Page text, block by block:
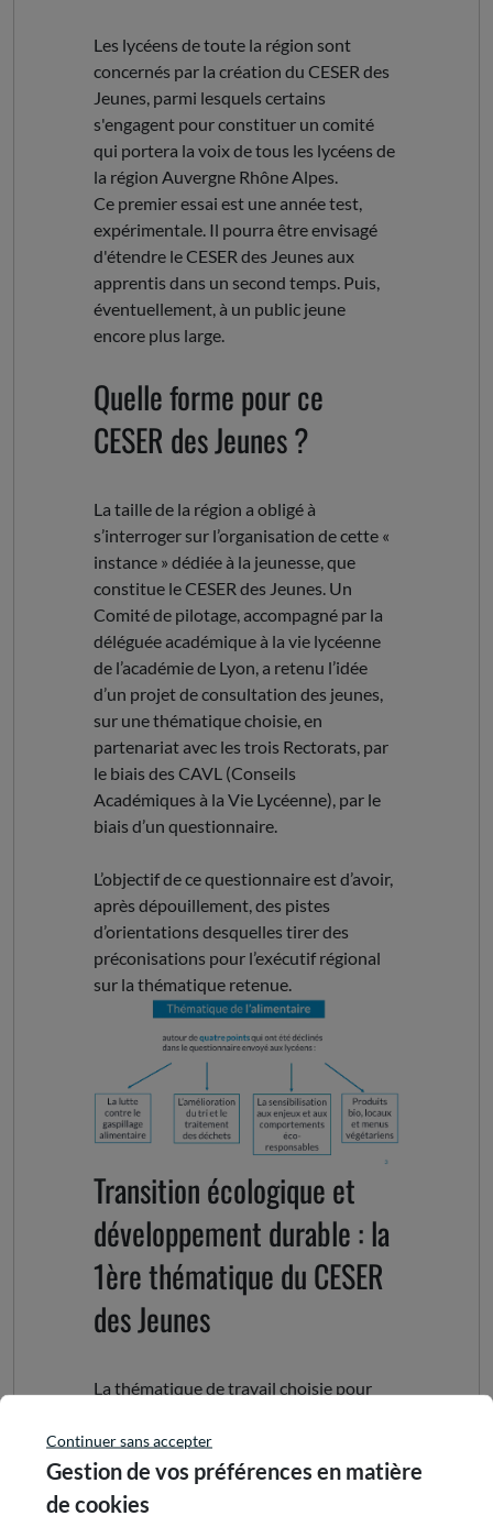
Les lycéens de toute la région sont
concernés par la création du CESER des
Jeunes, parmi lesquels certains
s'engagent pour constituer un comité
qui portera la voix de tous les lycéens de
la région Auvergne Rhône Alpes.
Ce premier essai est une année test,
expérimentale. Il pourra être envisagé
d'étendre le CESER des Jeunes aux
apprentis dans un second temps. Puis,
éventuellement, à un public jeune
encore plus large.
Quelle forme pour ce
CESER des Jeunes ?
La taille de la région a obligé à
s’interroger sur l’organisation de cette «
instance » dédiée à la jeunesse, que
constitue le CESER des Jeunes. Un
Comité de pilotage, accompagné par la
déléguée académique à la vie lycéenne
de l’académie de Lyon, a retenu l’idée
d’un projet de consultation des jeunes,
sur une thématique choisie, en
partenariat avec les trois Rectorats, par
le biais des CAVL (Conseils
Académiques à la Vie Lycéenne), par le
biais d’un questionnaire.
L’objectif de ce questionnaire est d’avoir,
après dépouillement, des pistes
d’orientations desquelles tirer des
préconisations pour l’exécutif régional
sur la thématique retenue.
Transition écologique et
développement durable : la
1ère thématique du CESER
des Jeunes
La thématique de travail choisie pour
Jeunes de la région Auvergne Rhône
Alpes est la transition écologique et le
développement durable. Il s'agit en effet
Continuer sans accepter
Gestion de vos préférences en matière
de cookies